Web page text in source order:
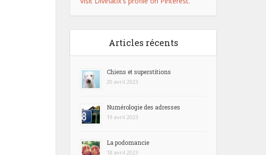
Articles récents
Chiens et superstitions
20 avril 2023
Numérologie des adresses
19 avril 2023
La podomancie
18 avril 2023